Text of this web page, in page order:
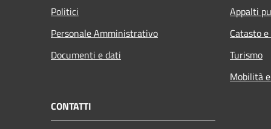
Politici
Personale Amministrativo
Documenti e dati
Appalti
Catasto
Turismo
Mobilità
CONTATTI